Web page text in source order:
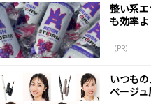
整い系
も効率よ
（PR）
いつも
ベージ